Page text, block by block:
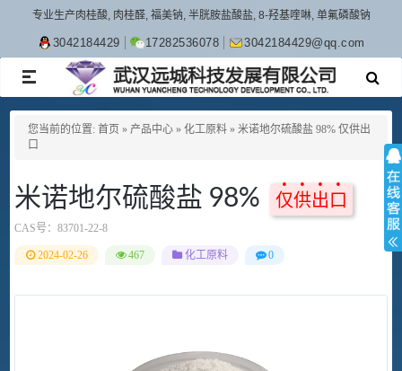
专业生产肉桂酸, 肉桂醛, 福美钠, 半胱胺盐酸盐, 8-羟基喹啉, 单氟磷酸钠
3042184429 17282536078 3042184429@qq.com
TOGGLE
NAVIGATION
您当前的位置: 首页 » 产品中心 » 化工原料 » 米诺地尔硫酸盐 98% 仅供出
口
米诺地尔硫酸盐 98% 仅供出口
CAS号： 83701-22-8
2024-02-26 467 化工原料 0